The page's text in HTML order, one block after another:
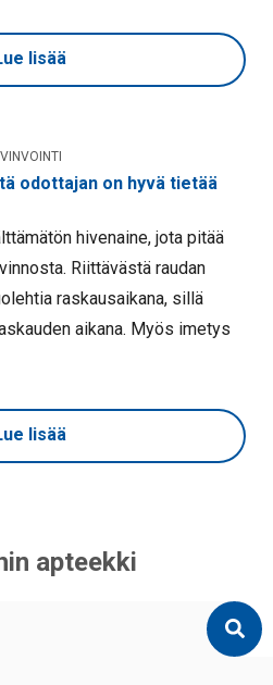
lisää
odottajan on hyvä tietää
hivenaine, jota pitää
Riittävästä raudan
raskausaikana, sillä
aikana. Myös imetys
lisää
apteekki